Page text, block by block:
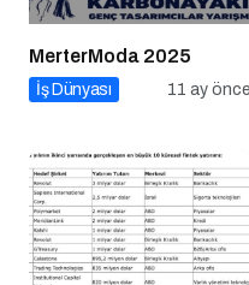
MerterModa 2025
İş Dünyası 11 ay önce